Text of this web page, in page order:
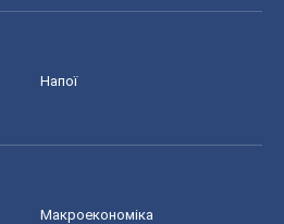
Напої
Макроекономіка